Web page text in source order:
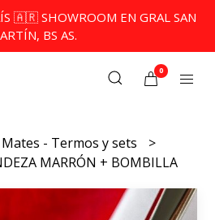
🇦🇷 SHOWROOM EN GRAL SAN
BS AS.
0
Mates - Termos y sets
MARRÓN + BOMBILLA